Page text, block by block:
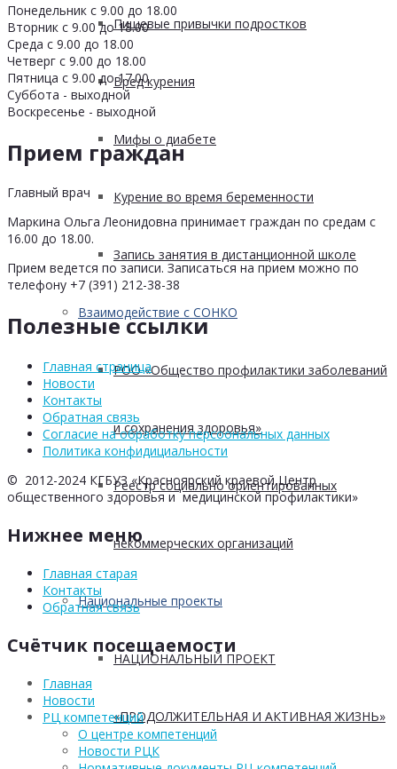
Пищевые привычки подростков
Вред курения
Мифы о диабете
Курение во время беременности
Запись занятия в дистанционной школе
Взаимодействие с СОНКО
РОО «Общество профилактики заболеваний
и сохранения здоровья»
Реестр социально ориентированных
некоммерческих организаций
Национальные проекты
НАЦИОНАЛЬНЫЙ ПРОЕКТ
«ПРОДОЛЖИТЕЛЬНАЯ И АКТИВНАЯ ЖИЗНЬ»
Понедельник с 9.00 до 18.00
Вторник с 9.00 до 18.00
Среда с 9.00 до 18.00
Четверг с 9.00 до 18.00
Пятница с 9.00 до 17.00
Суббота - выходной
Воскресенье - выходной
Прием граждан
Главный врач
Маркина Ольга Леонидовна принимает граждан по средам с
16.00 до 18.00.
Прием ведется по записи. Записаться на прием можно по
телефону +7 (391) 212-38-38
Полезные ссылки
Главная страница
Новости
Контакты
Обратная связь
Согласие на обработку персоональных данных
Политика конфидициальности
© 2012-2024 КГБУЗ «Красноярский краевой Центр
общественного здоровья и медицинской профилактики»
Нижнее меню
Главная старая
Контакты
Обратная связь
Счётчик посещаемости
Главная
Новости
РЦ компетенций
О центре компетенций
Новости РЦК